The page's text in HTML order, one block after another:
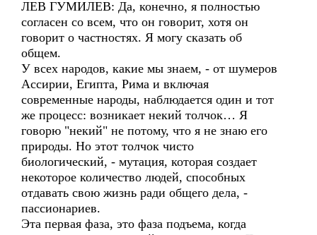
ЛЕВ ГУМИЛЕВ: Да, конечно, я полностью
согласен со всем, что он говорит, хотя он
говорит о частностях. Я могу сказать об
общем.
У всех народов, какие мы знаем, - от шумеров
Ассирии, Египта, Рима и включая
современные народы, наблюдается один и тот
же процесс: возникает некий толчок… Я
говорю "некий" не потому, что я не знаю его
природы. Но этот толчок чисто
биологический, - мутация, которая создает
некоторое количество людей, способных
отдавать свою жизнь ради общего дела, -
пассионариев.
Эта первая фаза, это фаза подъема, когда